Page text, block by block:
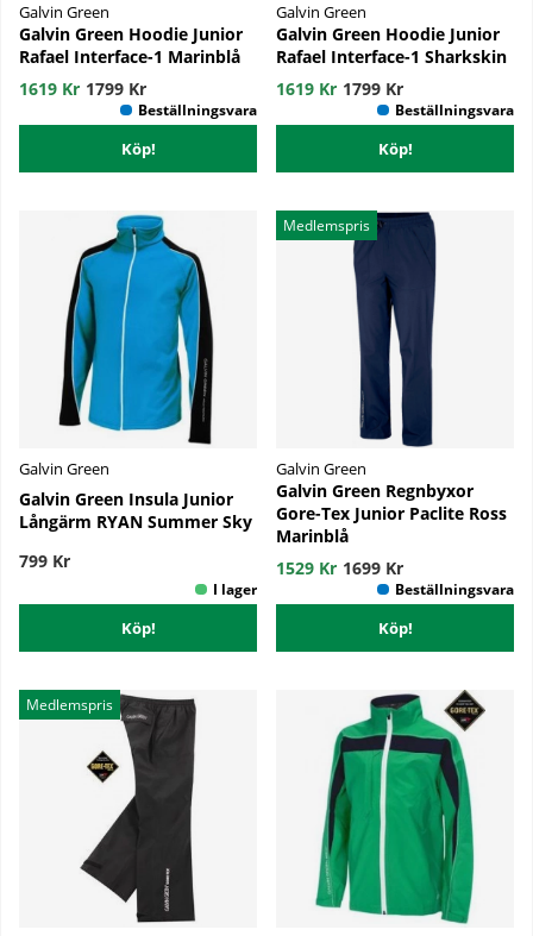
Galvin Green
Galvin Green Hoodie Junior
Rafael Interface-1 Marinblå
1619 Kr 1799 Kr
Köp!
Galvin Green
Galvin Green Hoodie Junior
Rafael Interface-1 Sharkskin
1619 Kr 1799 Kr
Köp!
Galvin Green
Galvin Green Insula Junior
Långärm RYAN Summer Sky
799 Kr
Köp!
Medlemspris
Galvin Green
Galvin Green Regnbyxor
Gore-Tex Junior Paclite Ross
Marinblå
1529 Kr 1699 Kr
Köp!
Medlemspris